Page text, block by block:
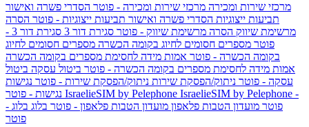
מרכזי שירות ומכירה מרכזי שירות ומכירה - פוטר הסדרי פשרה ואישור
תביעות ייצוגיות הסדרי פשרה ואישור תביעות ייצוגיות - פוטר הסרה
מרשימת שיווק הסרה מרשימת שיווק - פוטר סגירת דור 3
סגירת דור 3 -
פוטר מספרים חסומים לחיוג בקומה הכשרה מספרים חסומים לחיוג
בקומה הכשרה - פוטר אמות מידה לחסימת מספרים בקומה הכשרה
אמות מידה לחסימת מספרים בקומה הכשרה - פוטר ביטול עסקה ביטול
עסקה - פוטר ניתוק/הפסקת שירות ניתוק/הפסקת שירות - פוטר נגישות
IsraelieSIM by Pelephone IsraelieSIM by Pelephone -
פוטר מועדון הטבות פלאפון מועדון הטבות פלאפון - פוטר בלוג בלוג -
פוטר